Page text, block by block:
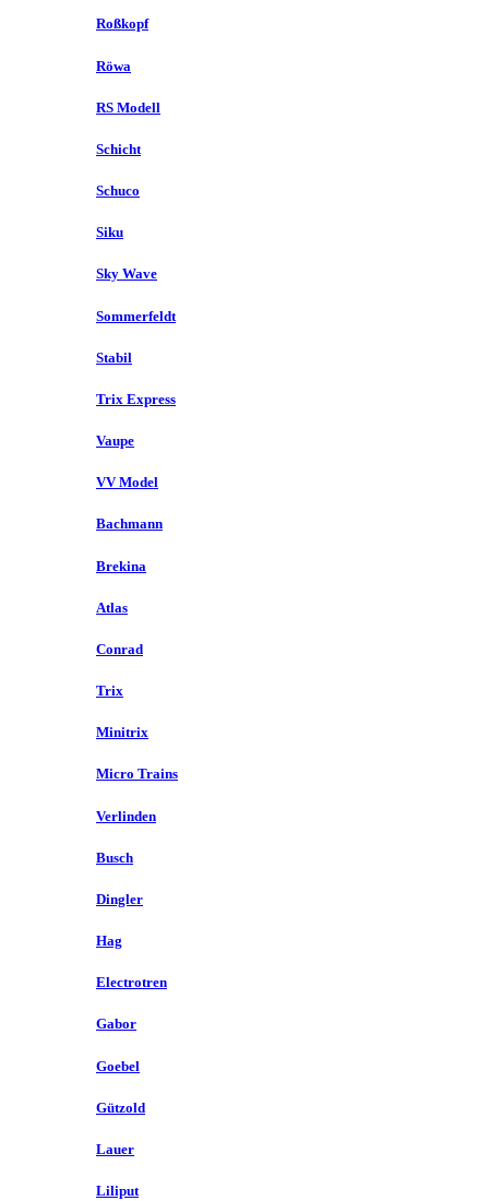
Roßkopf
Röwa
RS Modell
Schicht
Schuco
Siku
Sky Wave
Sommerfeldt
Stabil
Trix Express
Vaupe
VV Model
Bachmann
Brekina
Atlas
Conrad
Trix
Minitrix
Micro Trains
Verlinden
Busch
Dingler
Hag
Electrotren
Gabor
Goebel
Gützold
Lauer
Liliput